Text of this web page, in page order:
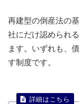
再建型の倒産法の
社にだけ認められ
ます。いずれも、
す制度です。